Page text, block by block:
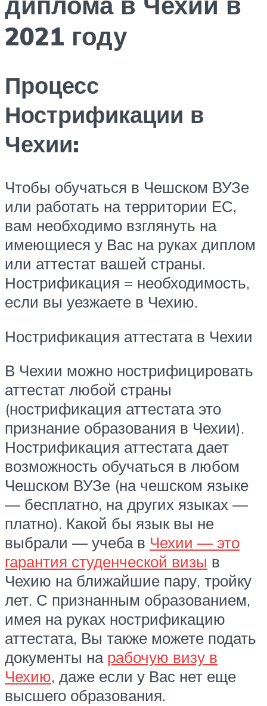
2021 году
Процесс
Нострификации в
Чехии:
Чтобы обучаться в Чешском ВУЗе
или работать на территории ЕС,
вам необходимо взглянуть на
имеющиеся у Вас на руках диплом
или аттестат вашей страны.
Нострификация = необходимость,
если вы уезжаете в Чехию.
Нострификация аттестата в Чехии
В Чехии можно нострифицировать
аттестат любой страны
(нострификация аттестата это
признание образования в Чехии).
Нострификация аттестата дает
возможность обучаться в любом
Чешском ВУЗе (на чешском языке
— бесплатно, на других языках —
платно). Какой бы язык вы не
выбрали — учеба в Чехии — это
гарантия студенческой визы в
Чехию на ближайшие пару, тройку
лет. С признанным образованием,
имея на руках нострификацию
аттестата, Вы также можете подать
документы на рабочую визу в
Чехию, даже если у Вас нет еще
высшего образования.